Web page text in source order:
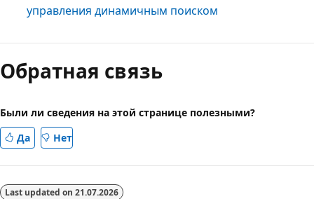
управления динамичным поиском
Обратная связь
Были ли сведения на этой странице полезными?
Да
Нет
Last updated on 21.07.2026